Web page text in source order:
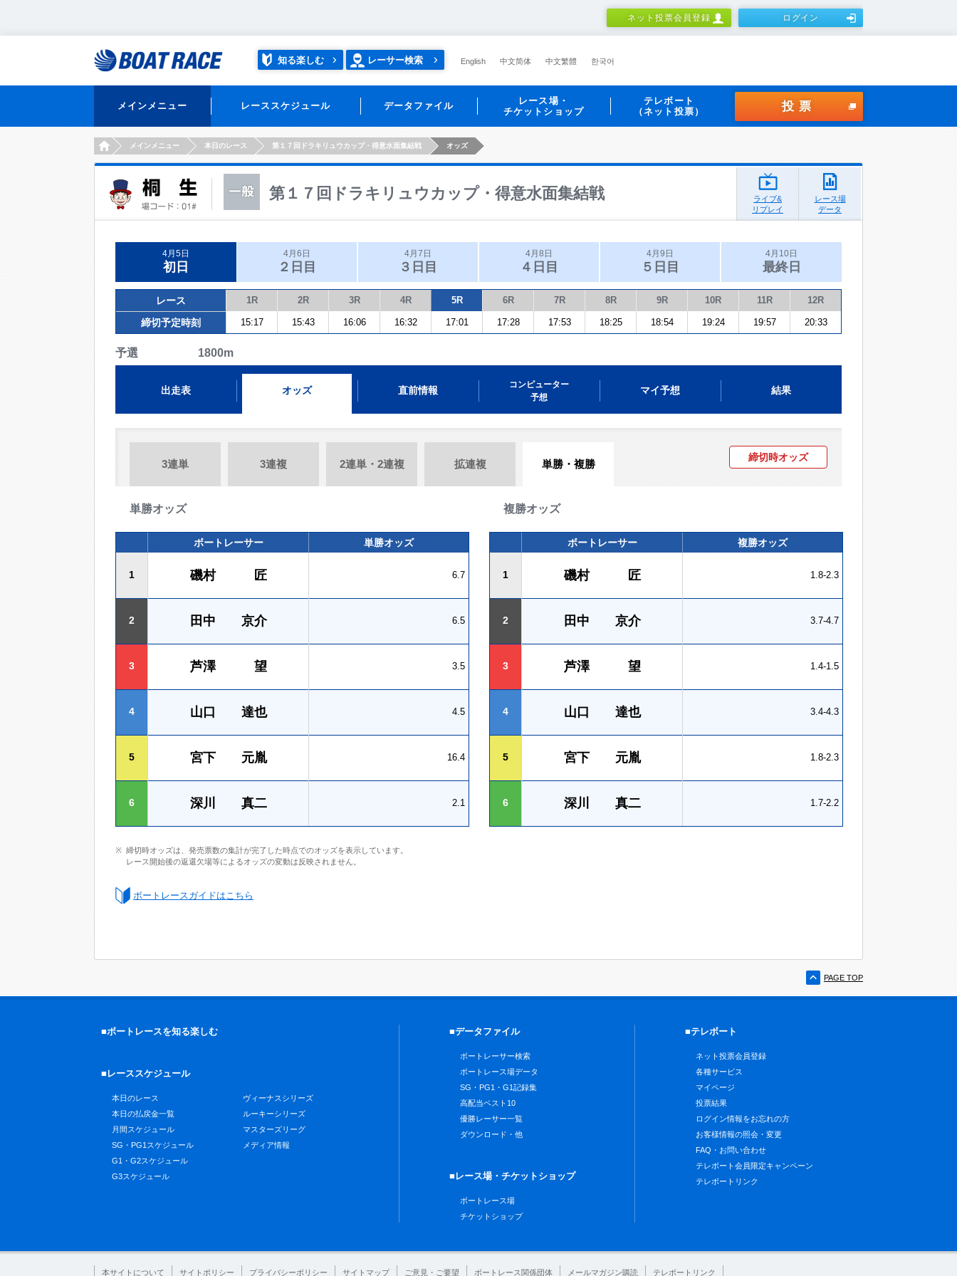
ネット投票会員登録 ログイン
知る楽しむ レーサー検索 English 中文简体 中文繁體 한국어
メインメニュー レーススケジュール データファイル
レース場・
チケットショップ
テレボート
（ネット投票）
投票
HOMEメインメニュー 本日のレース 第１７回ドラキリュウカップ・得意水面集結戦 オッズ
第１７回ドラキリュウカップ・得意水面集結戦
ライブ&
リプレイ
レース場
データ
4月5日
初日
4月6日
２日目
4月7日
３日目
4月8日
４日目
4月9日
５日目
4月10日
最終日
レース 1R 2R 3R 4R 5R 6R 7R 8R 9R 10R 11R 12R
締切予定時刻 15:17 15:43 16:06 16:32 17:01 17:28 17:53 18:25 18:54 19:24 19:57 20:33
予選 1800m
出走表 オッズ 直前情報
コンピューター
予想
マイ予想 結果
3連単 3連複 2連単・2連複 拡連複 単勝・複勝
締切時オッズ
単勝オッズ
ボートレーサー 単勝オッズ
1 磯村 匠 6.7
2 田中 京介 6.5
3 芦澤 望 3.5
4 山口 達也 4.5
5 宮下 元胤 16.4
6 深川 真二 2.1
複勝オッズ
ボートレーサー 複勝オッズ
1 磯村 匠 1.8-2.3
2 田中 京介 3.7-4.7
3 芦澤 望 1.4-1.5
4 山口 達也 3.4-4.3
5 宮下 元胤 1.8-2.3
6 深川 真二 1.7-2.2
締切時オッズは、発売票数の集計が完了した時点でのオッズを表示しています。
レース開始後の返還欠場等によるオッズの変動は反映されません。
ボートレースガイドはこちら
PAGE TOP
■ボートレースを知る楽しむ
■レーススケジュール
本日のレース
本日の払戻金一覧
月間スケジュール
SG・PG1スケジュール
G1・G2スケジュール
G3スケジュール
ヴィーナスシリーズ
ルーキーシリーズ
マスターズリーグ
メディア情報
■データファイル
ボートレーサー検索
ボートレース場データ
SG・PG1・G1記録集
高配当ベスト10
優勝レーサー一覧
ダウンロード・他
■レース場・チケットショップ
ボートレース場
チケットショップ
■テレボート
ネット投票会員登録
各種サービス
マイページ
投票結果
ログイン情報をお忘れの方
お客様情報の照会・変更
FAQ・お問い合わせ
テレボート会員限定キャンペーン
テレボートリンク
本サイトについて サイトポリシー プライバシーポリシー サイトマップ ご意見・ご要望 ボートレース関係団体 メールマガジン購読 テレボートリンク